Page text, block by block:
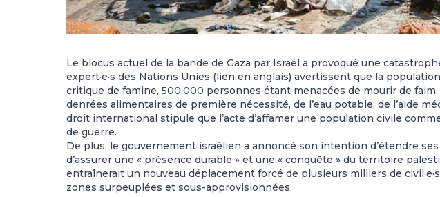
Le blocus actuel de la bande de Gaza par Israël a provoqué une
expert·e·s des Nations Unies (lien en anglais) avertissent que la
critique de famine, 500.000 personnes étant menacées de mourir de
denrées alimentaires de première nécessité, de l’eau potable, de l’aide
droit international stipule que l’acte d’affamer une population civile
de guerre.
De plus, le gouvernement israélien a annoncé son intention d’étendre
d’assurer une « présence durable » et une « conquête » du territoire
entraînerait un nouveau déplacement forcé de plusieurs milliers de
zones surpeuplées et sous-approvisionnées.